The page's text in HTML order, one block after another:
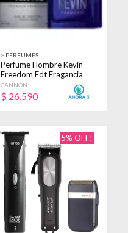
> PERFUMES
Perfume Hombre Kevin
Freedom Edt Fragancia
Original 60 Ml
CANNON
$ 26,590
5% OFF!